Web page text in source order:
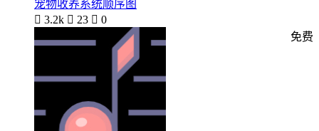
宠物收养系统顺序图
 3.2k  23  0
免费